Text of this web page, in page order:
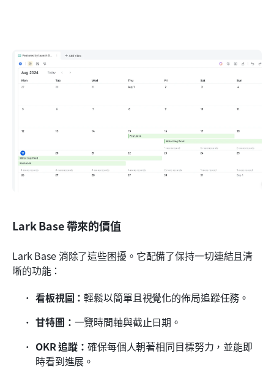
Lark Base 帶來的價值
Lark Base 消除了這些困擾。它配備了保持一切連結且清
晰的功能：
看板視圖：輕鬆以簡單且視覺化的佈局追蹤任務。
甘特圖： 一覽時間軸與截止日期。
OKR 追蹤：確保每個人朝著相同目標努力，並能即
時看到進展。